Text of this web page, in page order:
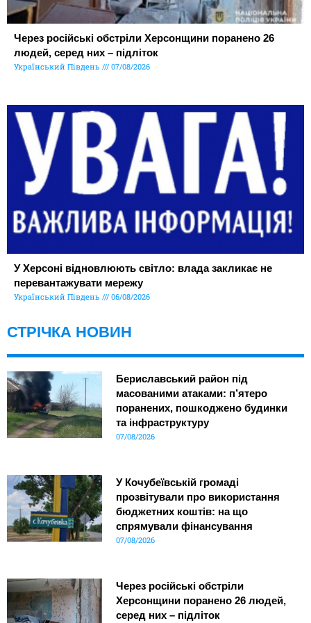
Через російські обстріли Херсонщини поранено 26
людей, серед них – підліток
Український Південь 07/08/2026
У Херсоні відновлюють світло: влада закликає не
перевантажувати мережу
Український Південь 06/08/2026
СТРІЧКА НОВИН
Бериславський район під
масованими атаками: п’ятеро
поранених, пошкоджено будинки
та інфраструктуру
07/08/2026
У Кочубеївській громаді
прозвітували про використання
бюджетних коштів: на що
спрямували фінансування
07/08/2026
Через російські обстріли
Херсонщини поранено 26 людей,
серед них – підліток